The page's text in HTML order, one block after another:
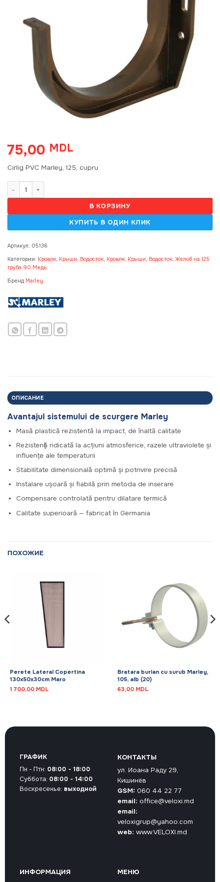
75,00 MDL
Cirlig PVC Marley, 125, cupru
В КОРЗИНУ
Артикул: 05136
Категории: Кровля, Крыши, Водосток, Кровля, Крыши, Водосток, Желоб на 125
труба 90 Медь
Бренд Marley
ОПИСАНИЕ
Avantajul sistemului de scurgere Marley
Masă plastică rezistentă la impact, de înaltă calitate
Rezistență ridicată la acțiuni atmosferice, razele ultraviolete și
influențe ale temperaturii
Stabilitate dimensională optimă și potrivire precisă
Instalare ușoară și fiabilă prin metoda de inserare
Compensare controlată pentru dilatare termică
Calitate superioară — fabricat în Germania
ПОХОЖИЕ
Perete Lateral Copertina
130x50x30cm Maro
1 700,00 MDL
Bratara burlan cu surub Marley,
105, alb (20)
63,00 MDL
КОНТАКТЫ
ул. Иоана Раду 29,
Кишинёв
GSM: 060 44 22 77
email: office@veloxi.md
email:
veloxigrup@yahoo.com
web: www.VELOXI.md
ИНФОРМАЦИЯ МЕНЮ
ГРАФИК
Пн - Птн: 08:00 - 18:00
Суббота: 08:00 - 14:00
Воскресенье: выходной